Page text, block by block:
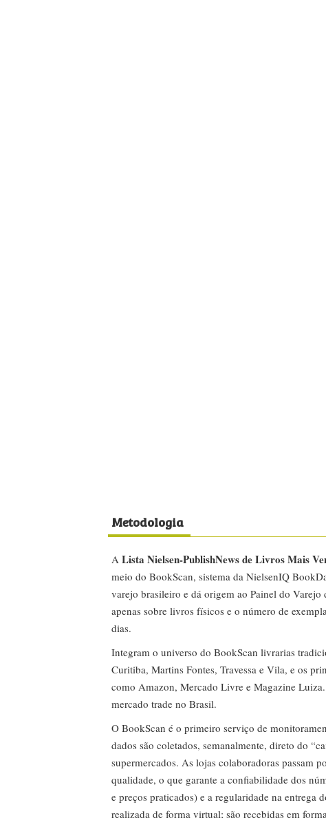
Metodologia
A Lista Nielsen-PublishNews de Livros Mais
meio do BookScan, sistema da NielsenIQ
varejo brasileiro e dá origem ao Painel do
apenas sobre livros físicos e o número de
dias.
Integram o universo do BookScan livrarias
Curitiba, Martins Fontes, Travessa e Vila, e os
como Amazon, Mercado Livre e Magazine
mercado trade no Brasil.
O BookScan é o primeiro serviço de
dados são coletados, semanalmente, direto do
supermercados. As lojas colaboradoras passam
qualidade, o que garante a confiabilidade dos
e preços praticados) e a regularidade na entrega
realizada de forma virtual; são recebidas em